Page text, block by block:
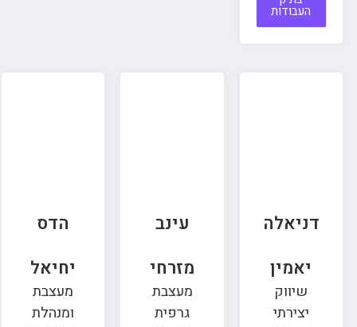
העבודות
דניאלה
יאמין
שיווק
יצירתי
עינב
מזרחי
מעצבת
גרפית
הדס
יחיאל
מעצבת
ומנהלת